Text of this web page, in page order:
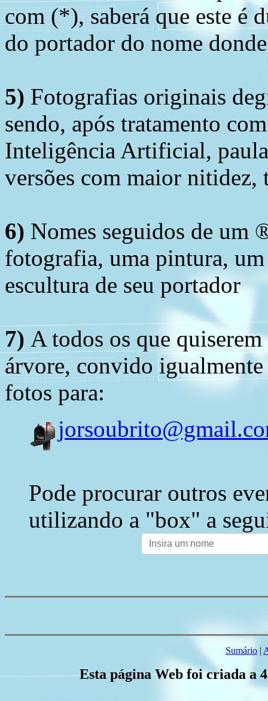
com (*), saberá que este é
do portador do nome
5) Fotografias originais
sendo, após tratamento
Inteligência Artificial,
versões com maior nitidez,
6) Nomes seguidos de um
fotografia, uma pintura,
escultura de seu portador
7) A todos os que
árvore, convido
fotos para:
Pode procurar outros
utilizando a "box" a
Sumário |
Esta página Web foi criada a